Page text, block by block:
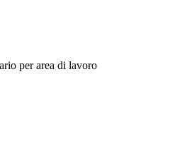
per area di lavoro